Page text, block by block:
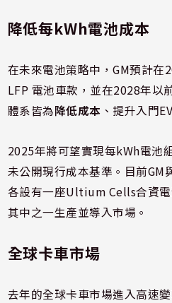
降低每kWh電池成本
在未來電池策略中，GM預計在
LFP 電池車款，並在2028年以
體系皆為降低成本 、提升入門
2025年將可望實現每kWh電池
未公開現行成本基準。目前GM
各設有一座Ultium Cells合資
其中之一生產並導入市場。
全球卡車市場
去年的全球卡車市場進入高速